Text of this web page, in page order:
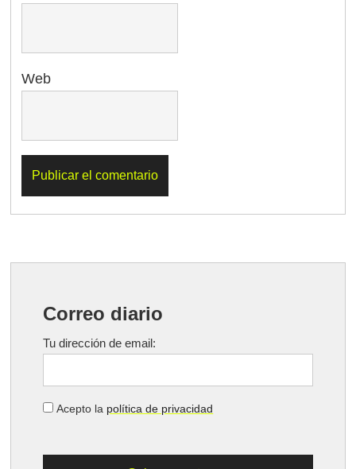
Web
Correo diario
Tu dirección de email:
Acepto la política de privacidad